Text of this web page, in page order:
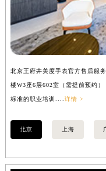
北京王府井美度手表官方售后服
楼W3座6层602室（需提前预约
标准的职业培训.... 详情 >
北京 上海